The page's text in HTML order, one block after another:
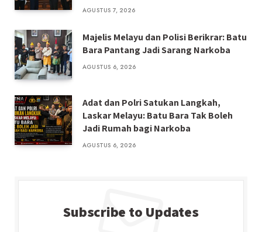
AGUSTUS 7, 2026
Majelis Melayu dan Polisi Berikrar: Batu
Bara Pantang Jadi Sarang Narkoba
AGUSTUS 6, 2026
Adat dan Polri Satukan Langkah,
Laskar Melayu: Batu Bara Tak Boleh
Jadi Rumah bagi Narkoba
AGUSTUS 6, 2026
Subscribe to Updates